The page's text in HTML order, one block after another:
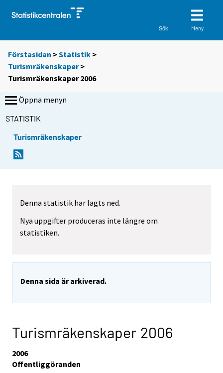
Sök Meny
Förstasidan >Statistik >
Turismräkenskaper>
Turismräkenskaper 2006
Öppna menyn
STATISTIK
Turismräkenskaper
Denna statistik har lagts ned.
Nya uppgifter produceras inte längre om
statistiken.
Denna sida är arkiverad.
Turismräkenskaper 2006
2006
Offentliggöranden